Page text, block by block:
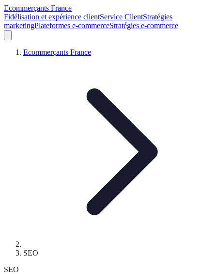
Ecommerçants France
Fidélisation et expérience clientService ClientStratégies
marketingPlateformes e-commerceStratégies e-commerce
Ecommerçants France
SEO
SEO